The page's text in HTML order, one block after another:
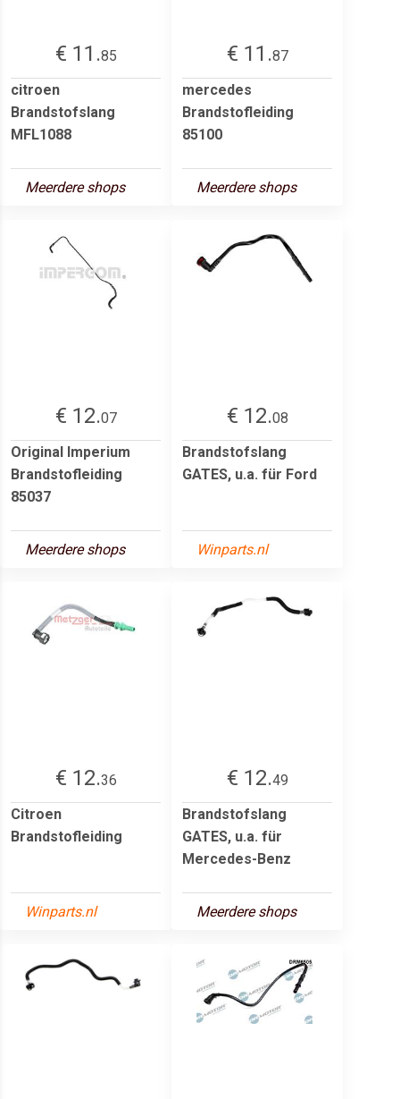
€ 11.85
citroen
Brandstofslang
MFL1088
Meerdere shops
€ 11.87
mercedes
Brandstofleiding
85100
Meerdere shops
€ 12.07
Original Imperium
Brandstofleiding
85037
Meerdere shops
€ 12.08
Brandstofslang
GATES, u.a. für Ford
Winparts.nl
€ 12.36
Citroen
Brandstofleiding
Winparts.nl
€ 12.49
Brandstofslang
GATES, u.a. für
Mercedes-Benz
Meerdere shops